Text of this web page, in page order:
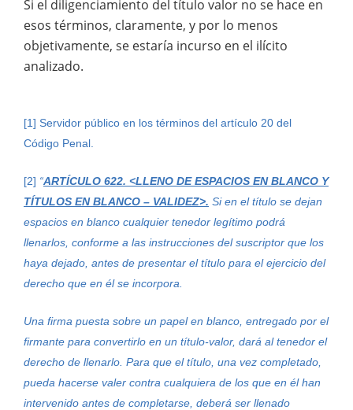
Si el diligenciamiento del título valor no se hace en
esos términos, claramente, y por lo menos
objetivamente, se estaría incurso en el ilícito
analizado.
[1] Servidor público en los términos del artículo 20 del
Código Penal.
[2] “ARTÍCULO 622. <LLENO DE ESPACIOS EN BLANCO Y
TÍTULOS EN BLANCO – VALIDEZ>. Si en el título se dejan
espacios en blanco cualquier tenedor legítimo podrá
llenarlos, conforme a las instrucciones del suscriptor que los
haya dejado, antes de presentar el título para el ejercicio del
derecho que en él se incorpora.
Una firma puesta sobre un papel en blanco, entregado por el
firmante para convertirlo en un título-valor, dará al tenedor el
derecho de llenarlo. Para que el título, una vez completado,
pueda hacerse valer contra cualquiera de los que en él han
intervenido antes de completarse, deberá ser llenado